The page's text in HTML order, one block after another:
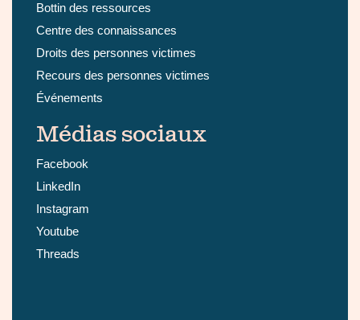
Bottin des ressources
Centre des connaissances
Droits des personnes victimes
Recours des personnes victimes
Événements
Médias sociaux
Facebook
LinkedIn
Instagram
Youtube
Threads